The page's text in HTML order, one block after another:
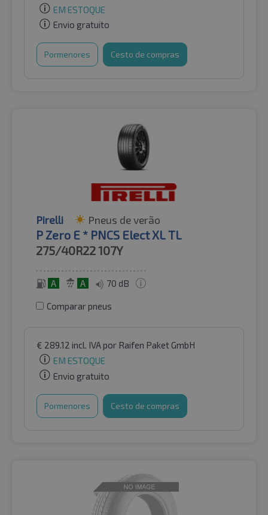
EM ESTOQUE
Envio gratuito
Pormenores Cesto de compras
Pirelli Pneus de verão
P Zero E * PNCS Elect XL TL
275/40R22107Y
A A 70 dB
Comparar pneus
€ 289.12 incl. IVApor Raifen Paket GmbH
EM ESTOQUE
Envio gratuito
Pormenores Cesto de compras